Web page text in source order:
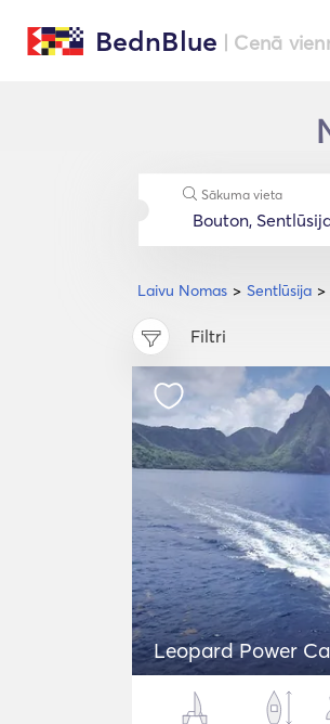
BednBlue | Cenā
Laivu Nomas Sentlūsija
Sākuma vieta
Filtri
Leopard Power